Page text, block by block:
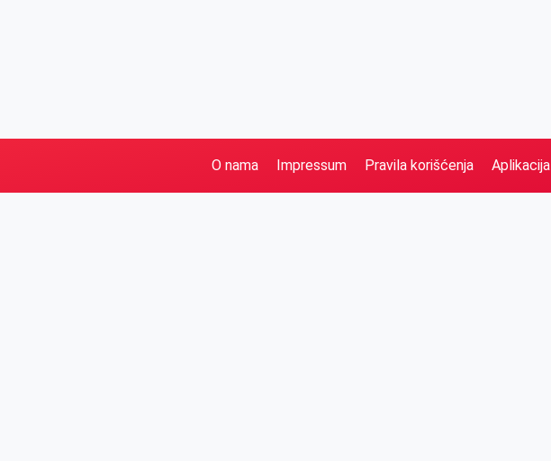
O nama Impressum Pravila korišćenja Aplikacija